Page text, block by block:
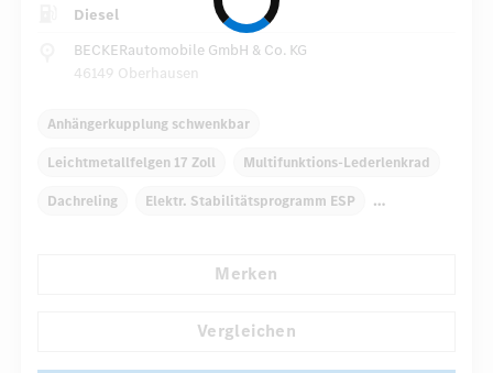
Diesel
BECKERautomobile GmbH & Co. KG
46149 Oberhausen
Anhängerkupplung schwenkbar
Leichtmetallfelgen 17 Zoll Multifunktions-Lederlenkrad
Dachreling Elektr. Stabilitätsprogramm ESP
Multi-Funktions-Display
Merken
Vergleichen